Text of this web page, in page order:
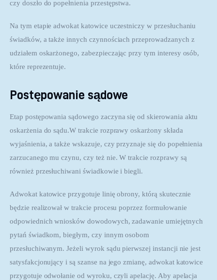
czy doszło do popełnienia przestępstwa.
Na tym etapie adwokat katowice uczestniczy w przesłuchaniu
świadków, a także innych czynnościach przeprowadzanych z
udziałem oskarżonego, zabezpieczając przy tym interesy osób,
które reprezentuje.
Postępowanie sądowe
Etap postępowania sądowego zaczyna się od skierowania aktu
oskarżenia do sądu.W trakcie rozprawy oskarżony składa
wyjaśnienia, a także wskazuje, czy przyznaje się do popełnienia
zarzucanego mu czynu, czy też nie. W trakcie rozprawy są
również przesłuchiwani świadkowie i biegli.
Adwokat katowice przygotuje linię obrony, którą skutecznie
będzie realizował w trakcie procesu poprzez formułowanie
odpowiednich wniosków dowodowych, zadawanie umiejętnych
pytań świadkom, biegłym, czy innym osobom
przesłuchiwanym. Jeżeli wyrok sądu pierwszej instancji nie jest
satysfakcjonujący i są szanse na jego zmianę, adwokat katowice
przygotuje odwołanie od wyroku, czyli apelację. Aby apelacja